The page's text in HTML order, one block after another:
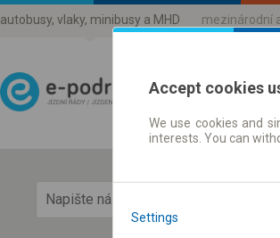
autobusy, vlaky, minibusy a MHD mezinárodní
Accept cookies
We use cookies and
interests. You can
Settings